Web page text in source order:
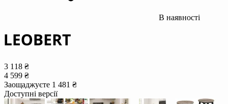
В наявності
3 118 ₴
4 599 ₴
Заощаджуєте 1 481 ₴
Доступні версії